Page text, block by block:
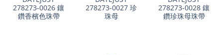
278273-0026 鑲
鑽香檳色珠帶
278273-0027 珍
珠母
278273-0028 鑲
鑽珍珠母珠帶